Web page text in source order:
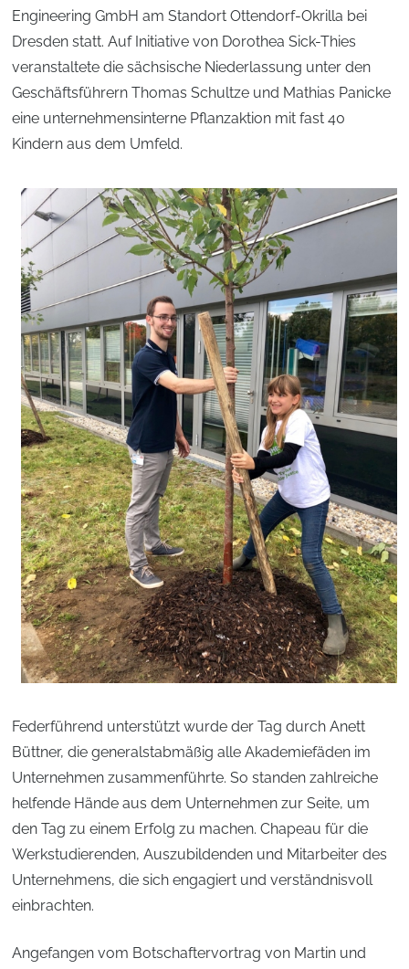
Engineering GmbH am Standort Ottendorf-Okrilla bei
Dresden statt. Auf Initiative von Dorothea Sick-Thies
veranstaltete die sächsische Niederlassung unter den
Geschäftsführern Thomas Schultze und Mathias Panicke
eine unternehmensinterne Pflanzaktion mit fast 40
Kindern aus dem Umfeld.
Federführend unterstützt wurde der Tag durch Anett
Büttner, die generalstabmäßig alle Akademiefäden im
Unternehmen zusammenführte. So standen zahlreiche
helfende Hände aus dem Unternehmen zur Seite, um
den Tag zu einem Erfolg zu machen. Chapeau für die
Werkstudierenden, Auszubildenden und Mitarbeiter des
Unternehmens, die sich engagiert und verständnisvoll
einbrachten.
Angefangen vom Botschaftervortrag von Martin und